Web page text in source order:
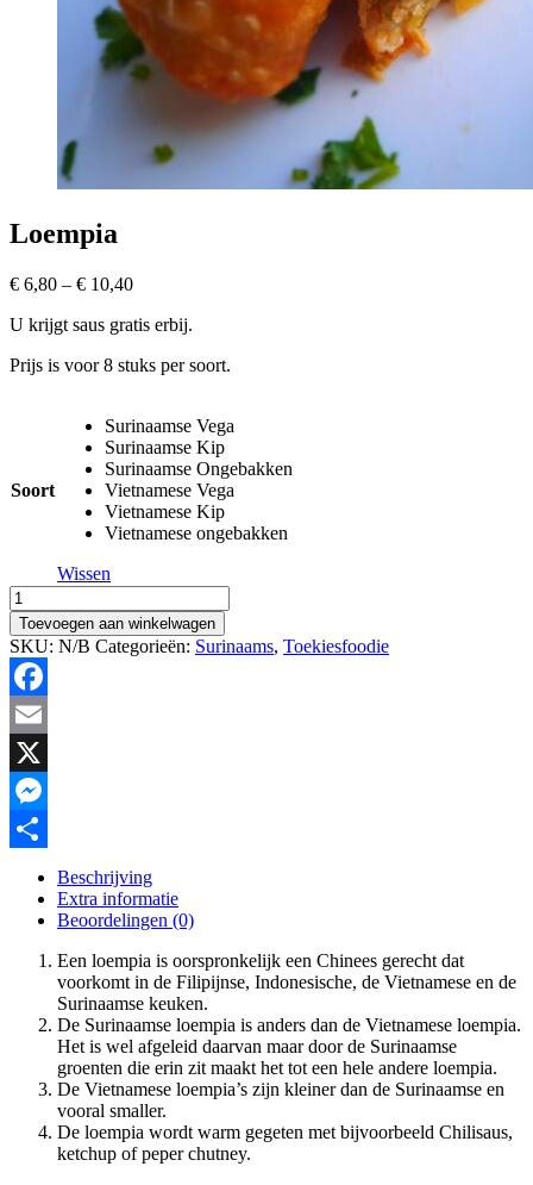
Loempia
€ 6,80 – € 10,40Prijsklasse:
tot
U krijgt saus gratis erbij.
Prijs is voor 8 stuks per soort.
Soort
Surinaamse Vega
Surinaamse Kip
Surinaamse Ongebakken
Vietnamese Vega
Vietnamese Kip
Vietnamese ongebakken
Wissen
Loempia
hoeveelheid
Toevoegen aan winkelwagen
SKU: N/B Categorieën: Surinaams, Toekiesfoodie
Facebook
Email
X
Messenger
Beschrijving
Extra informatie
Beoordelingen (0)
Een loempia is oorspronkelijk een Chinees gerecht dat
voorkomt in de Filipijnse, Indonesische, de Vietnamese en de
Surinaamse keuken.
De Surinaamse loempia is anders dan de Vietnamese loempia.
Het is wel afgeleid daarvan maar door de Surinaamse
groenten die erin zit maakt het tot een hele andere loempia.
De Vietnamese loempia’s zijn kleiner dan de Surinaamse en
vooral smaller.
De loempia wordt warm gegeten met bijvoorbeeld Chilisaus,
ketchup of peper chutney.